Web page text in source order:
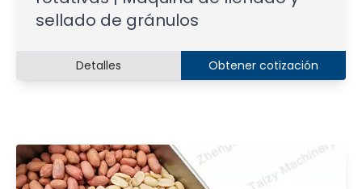
sellado de gránulos
Detalles Obtener cotización